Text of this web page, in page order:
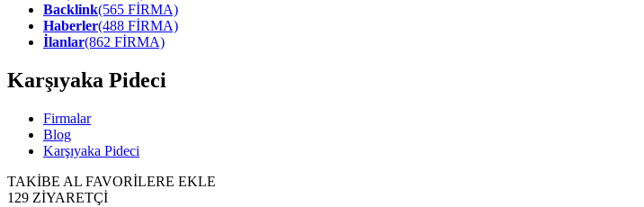
Backlink(565 FİRMA)
Haberler(488 FİRMA)
İlanlar(862 FİRMA)
Karşıyaka Pideci
Firmalar
Blog
Karşıyaka Pideci
TAKİBE AL FAVORİLERE EKLE
129 ZİYARETÇİ